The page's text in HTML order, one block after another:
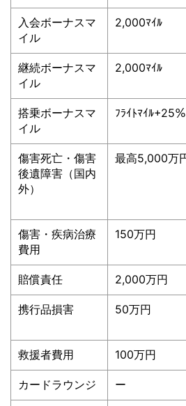
入会ボーナスマ
イル
2,000ﾏｲﾙ
継続ボーナスマ
イル
2,000ﾏｲﾙ
搭乗ボーナスマ
イル
ﾌﾗｲﾄﾏｲﾙ+25％
傷害死亡・傷害
後遺障害（国内
外）
最高5,000万
傷害・疾病治療
費用
150万円
賠償責任 2,000万円
携行品損害 50万円
救援者費用 100万円
カードラウンジ ー